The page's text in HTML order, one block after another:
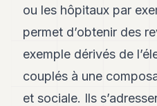
Andy
Andy
3
TECH
ou les hôpitaux par
permet d’obtenir des
exemple dérivés de
couplés à une
et sociale. Ils